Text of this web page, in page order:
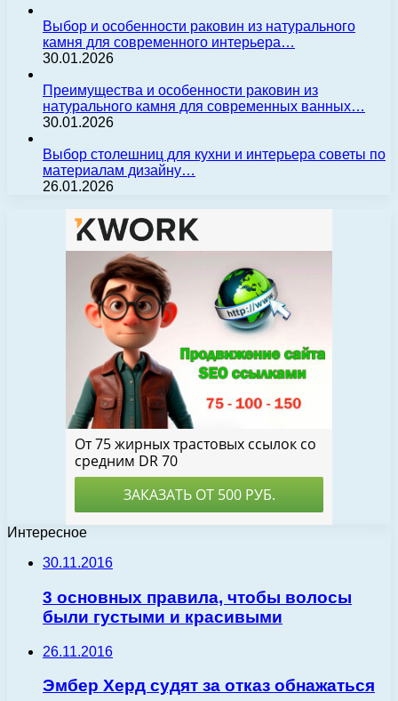
Выбор и особенности раковин из натурального
камня для современного интерьера…
30.01.2026
Преимущества и особенности раковин из
натурального камня для современных ванных…
30.01.2026
Выбор столешниц для кухни и интерьера советы по
материалам дизайну…
26.01.2026
Интересное
30.11.2016
3 основных правила, чтобы волосы
были густыми и красивыми
26.11.2016
Эмбер Херд судят за отказ обнажаться